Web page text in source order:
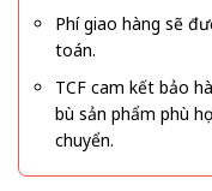
Phí giao hàng sẽ
toán.
TCF cam kết bảo
bù sản phẩm phù
chuyển.